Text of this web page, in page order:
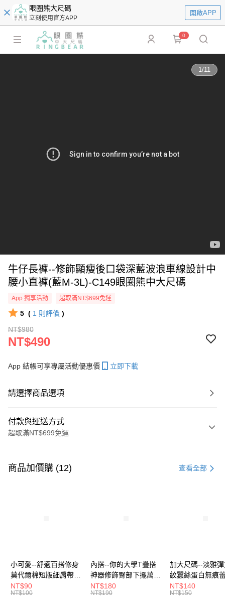
眼圈熊大尺碼
立刻使用官方APP
開啟APP
0
1/11
牛仔長褲--修飾顯瘦後口袋深藍波浪車線設計中
腰小直褲(藍M-3L)-C149眼圈熊中大尺碼
App 獨享活動 超取滿NT$699免運
5 ( 1 則評價 )
NT$980
NT$490
App 結帳可享專屬活動優惠價 立即下載
請選擇商品選項
付款與運送方式
超取滿NT$699免運
信用卡一次付款
悠遊付
Google Pay
全盈+PAY
商品加價購 (12) 查看全部
小可愛--舒適百搭修身
莫代爾棉短版細肩帶素
色背心(白.黑.灰L-2L)-
U582眼圈熊中大尺碼
NT$90
NT$100
內搭--你的大學T疊搭
神器修飾臀部下擺萬用
內搭裙/遮臀裙(黑2L-
6L)-Q155眼圈熊中大
NT$180
NT$190
加大尺碼--淡雅
紋蠶絲蛋白無痕
角內褲(白.粉.藍.
3L)-L28眼圈熊中
NT$140
NT$150